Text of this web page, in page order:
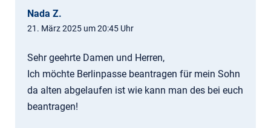
Nada Z.
21. März 2025 um 20:45 Uhr
Sehr geehrte Damen und Herren,
Ich möchte Berlinpasse beantragen für mein Sohn
da alten abgelaufen ist wie kann man des bei euch
beantragen!